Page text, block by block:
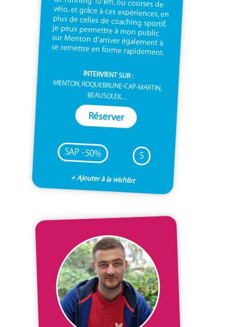
se remettre en forme rapidement.
INTERVIENT SUR :
MENTON, ROQUEBRUNE-CAP-MARTIN,
BEAUSOLEIL...
Réserver
SAP -50% S
+ Ajouter à la wishlist